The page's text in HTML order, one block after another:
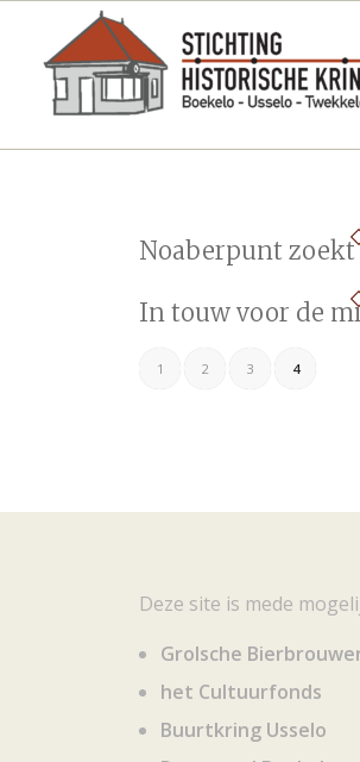
Noaberpunt zoekt
In touw voor de
1 2 3 4
Deze site is mede
Grolsche
het Cultuurfonds
Buurtkring Usselo